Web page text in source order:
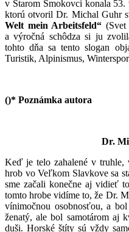
v Starom Smokovci konala 53.
ktorú otvoril Dr. Michal Guhr
Welt mein Arbeitsfeld“
a výročná schôdza si ju
tohto dňa sa tento slogan
Turistik, Alpinismus,
()* Poznámka autora
Dr.
Keď je telo zahalené v truhle,
hrob vo Veľkom Slavkove sa
sme začali konečne aj vidieť
tomto hrobe vidíme to, že Dr.
vínimočnou osobnosťou, a
ženatý, ale bol samotárom aj
duši. Horské štíty sú vždy